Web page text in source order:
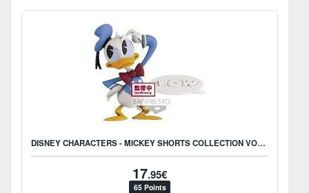
DISNEY CHARACTERS - MICKEY SHORTS COLLECTION VOL.1 - DONALD DUCK
17.95€
65 Points